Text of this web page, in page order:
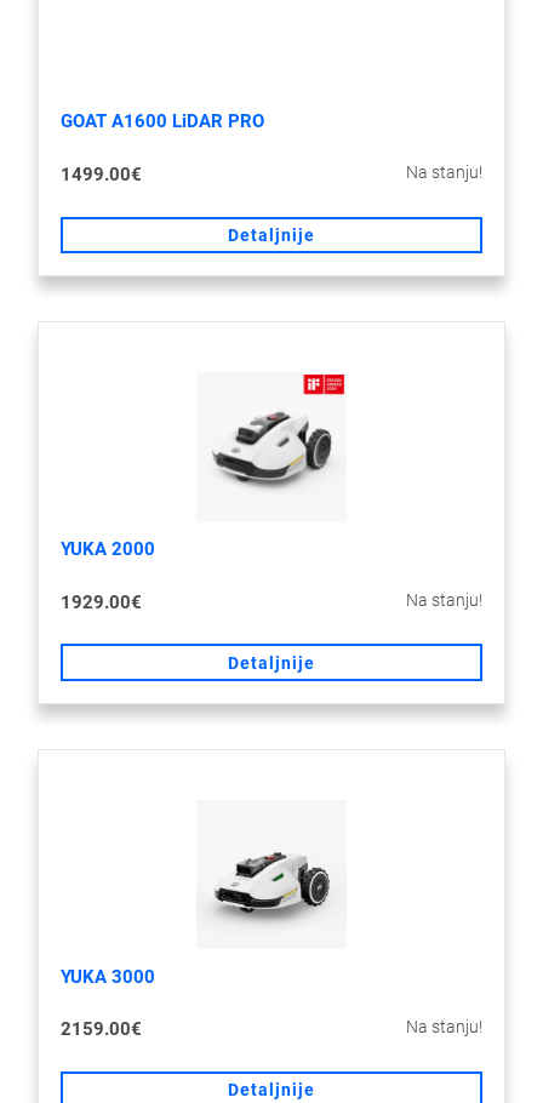
GOAT A1600 LiDAR PRO
1499.00€ Na stanju!
Detaljnije
YUKA 2000
1929.00€ Na stanju!
Detaljnije
YUKA 3000
2159.00€ Na stanju!
Detaljnije